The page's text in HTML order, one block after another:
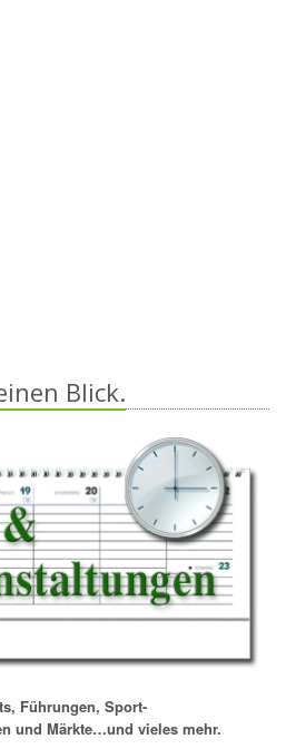
Blick.
Führungen, Sport-
und Märkte…und vieles mehr.